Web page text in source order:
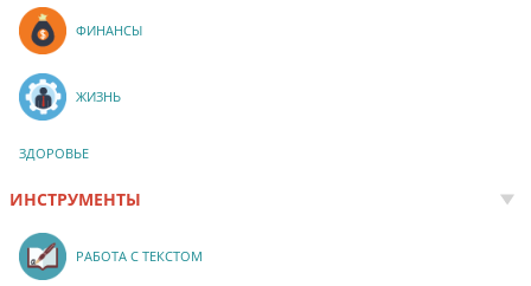
ФИНАНСЫ
ЖИЗНЬ
ЗДОРОВЬЕ
ИНСТРУМЕНТЫ
РАБОТА С ТЕКСТОМ